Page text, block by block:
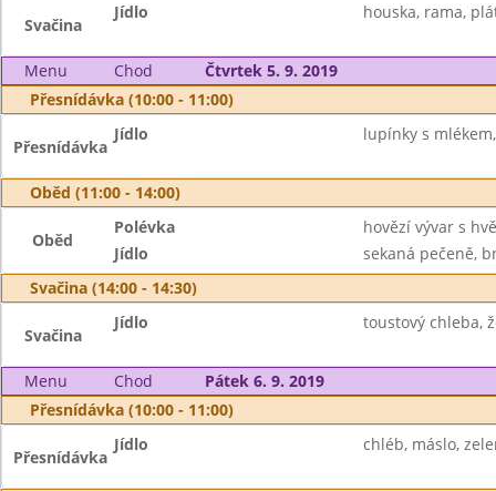
Svačina
Jídlo houska, rama,
Menu Chod
Čtvrtek 5. 9. 2019
Přesnídávka (10:00 - 11:00)
Přesnídávka
Jídlo lupínky s
Oběd (11:00 - 14:00)
Oběd
Polévka
hovězí vývar s
Jídlo
sekaná pečeně,
Svačina (14:00 - 14:30)
Svačina
Jídlo toustový chleba,
Menu Chod
Pátek 6. 9. 2019
Přesnídávka (10:00 - 11:00)
Přesnídávka
Jídlo chléb, máslo,